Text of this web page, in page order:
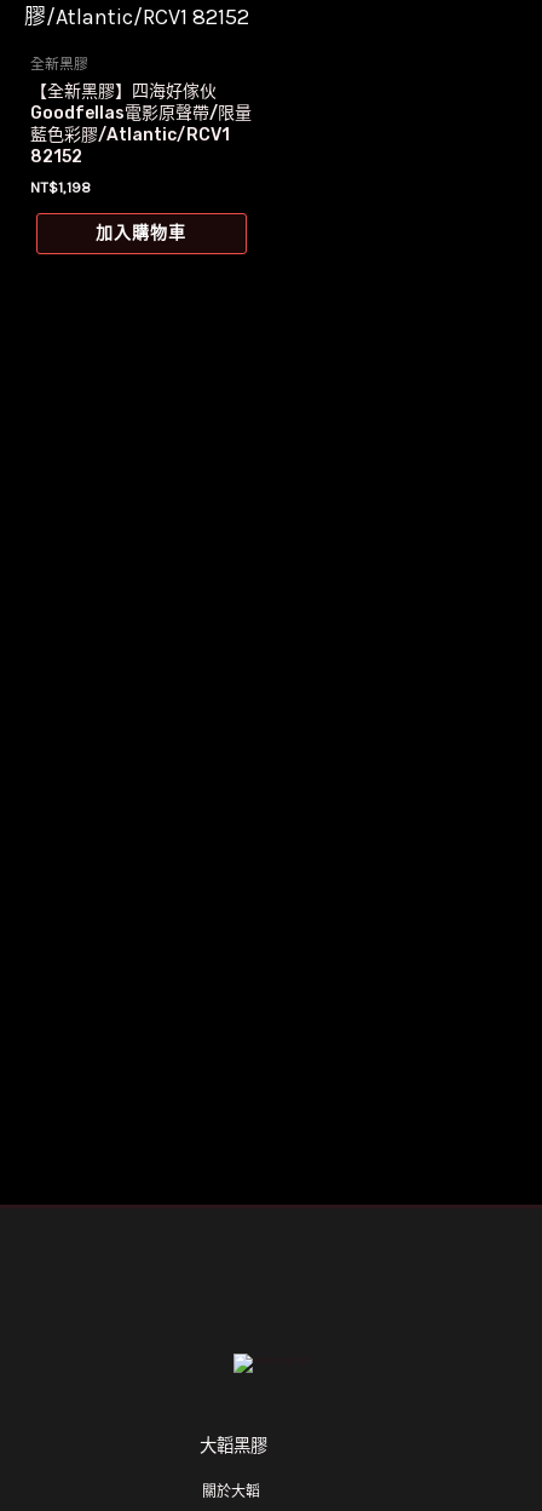
全新黑膠
【全新黑膠】四海好傢伙
Goodfellas電影原聲帶/限量
藍色彩膠/Atlantic/RCV1
82152
NT$1,198
加入購物車
大韜黑膠
關於大韜